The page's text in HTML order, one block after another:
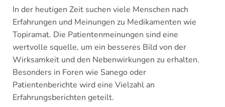
In der heutigen Zeit suchen viele Menschen nach
Erfahrungen und Meinungen zu Medikamenten wie
Topiramat. Die Patientenmeinungen sind eine
wertvolle squelle, um ein besseres Bild von der
Wirksamkeit und den Nebenwirkungen zu erhalten.
Besonders in Foren wie Sanego oder
Patientenberichte wird eine Vielzahl an
Erfahrungsberichten geteilt.